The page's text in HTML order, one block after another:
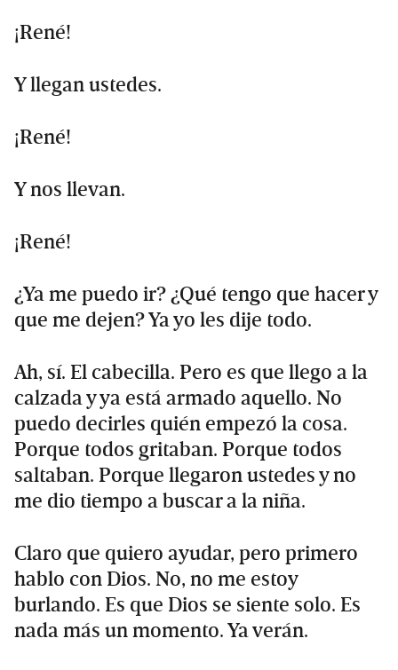
¡René!
Y llegan ustedes.
¡René!
Y nos llevan.
¡René!
¿Ya me puedo ir? ¿Qué tengo que hacer y
que me dejen? Ya yo les dije todo.
Ah, sí. El cabecilla. Pero es que llego a la
calzada y ya está armado aquello. No
puedo decirles quién empezó la cosa.
Porque todos gritaban. Porque todos
saltaban. Porque llegaron ustedes y no
me dio tiempo a buscar a la niña.
Claro que quiero ayudar, pero primero
hablo con Dios. No, no me estoy
burlando. Es que Dios se siente solo. Es
nada más un momento. Ya verán.